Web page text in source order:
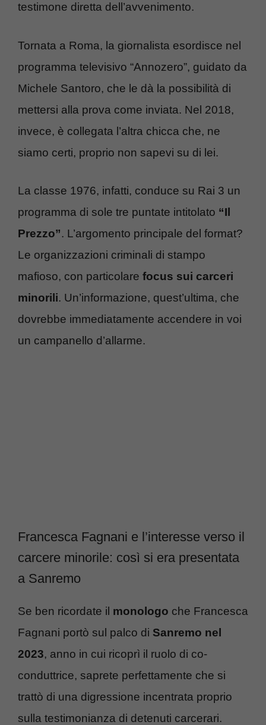
testimone diretta dell’avvenimento.
Tornata a Roma, la giornalista esordisce nel
programma televisivo “Annozero”, guidato da
Michele Santoro, che le dà la possibilità di
mettersi alla prova come inviata. Nel 2018,
invece, è collegata l’altra chicca che, ne
siamo certi, proprio non sapevi su di lei.
La classe 1976, infatti, conduce su Rai 3 un
programma di sole tre puntate intitolato “Il
Prezzo”. L’argomento principale del format?
Le organizzazioni criminali di stampo
mafioso, con particolare focus sui carceri
minorili. Un’informazione, quest’ultima, che
dovrebbe immediatamente accendere in voi
un campanello d’allarme.
Francesca Fagnani e l’interesse verso il
carcere minorile: così si era presentata
a Sanremo
Se ben ricordate il monologo che Francesca
Fagnani portò sul palco di Sanremo nel
2023, anno in cui ricoprì il ruolo di co-
conduttrice, saprete perfettamente che si
trattò di una digressione incentrata proprio
sulla testimonianza di detenuti carcerari.